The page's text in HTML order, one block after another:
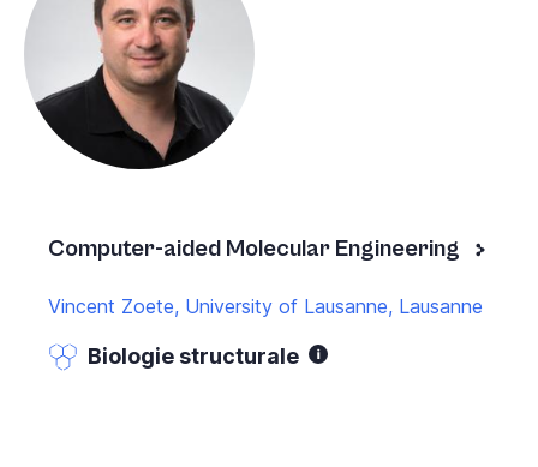
Computer-aided Molecular Engineering
Vincent Zoete, University of Lausanne, Lausanne
Biologie structurale